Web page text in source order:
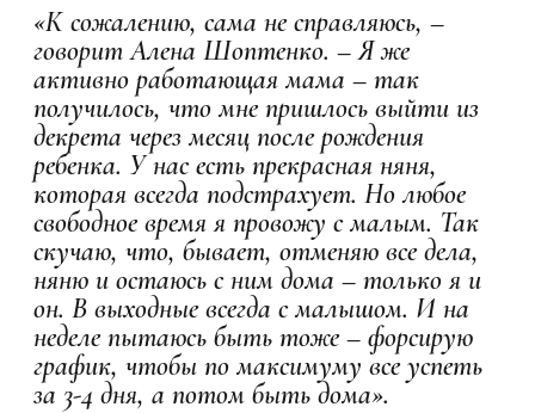
«К сожалению, сама не справляюсь, –
говорит Алена Шоптенко. – Я же
активно работающая мама – так
получилось, что мне пришлось выйти из
декрета через месяц после рождения
ребенка. У нас есть прекрасная няня,
которая всегда подстрахует. Но любое
свободное время я провожу с малым. Так
скучаю, что, бывает, отменяю все дела,
няню и остаюсь с ним дома – только я и
он. В выходные всегда с малышом. И на
неделе пытаюсь быть тоже – форсирую
график, чтобы по максимуму все успеть
за 3-4 дня, а потом быть дома».